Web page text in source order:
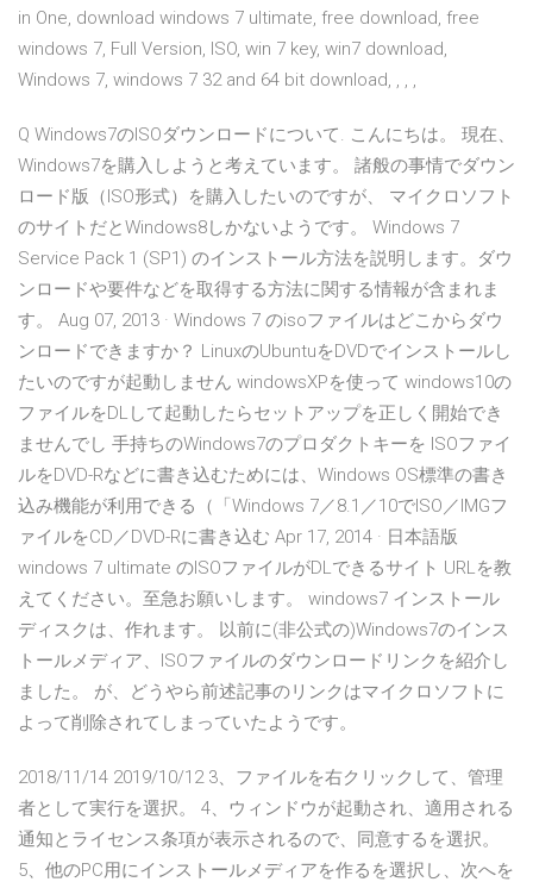
in One, download windows 7 ultimate, free download, free
windows 7, Full Version, ISO, win 7 key, win7 download,
Windows 7, windows 7 32 and 64 bit download, , , ,
Q Windows7のISOダウンロードについて. こんにちは。 現在、
Windows7を購入しようと考えています。 諸般の事情でダウン
ロード版（ISO形式）を購入したいのですが、 マイクロソフト
のサイトだとWindows8しかないようです。 Windows 7
Service Pack 1 (SP1) のインストール方法を説明します。ダウ
ンロードや要件などを取得する方法に関する情報が含まれま
す。 Aug 07, 2013 · Windows 7 のisoファイルはどこからダウ
ンロードできますか？ LinuxのUbuntuをDVDでインストールし
たいのですが起動しません windowsXPを使って windows10の
ファイルをDLして起動したらセットアップを正しく開始でき
ませんでし 手持ちのWindows7のプロダクトキーを ISOファイ
ルをDVD-Rなどに書き込むためには、Windows OS標準の書き
込み機能が利用できる（「Windows 7／8.1／10でISO／IMGフ
ァイルをCD／DVD-Rに書き込む Apr 17, 2014 · 日本語版
windows 7 ultimate のISOファイルがDLできるサイト URLを教
えてください。至急お願いします。 windows7 インストール
ディスクは、作れます。 以前に(非公式の)Windows7のインス
トールメディア、ISOファイルのダウンロードリンクを紹介し
ました。 が、どうやら前述記事のリンクはマイクロソフトに
よって削除されてしまっていたようです。
2018/11/14 2019/10/12 3、ファイルを右クリックして、管理
者として実行を選択。 4、ウィンドウが起動され、適用される
通知とライセンス条項が表示されるので、同意するを選択。
5、他のPC用にインストールメディアを作るを選択し、次へを